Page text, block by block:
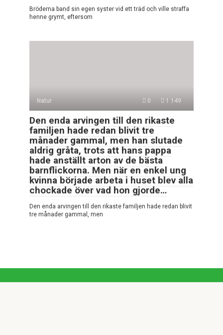
Bröderna band sin egen syster vid ett träd och ville straffa
henne grymt, eftersom
Natur 0 1 149
Den enda arvingen till den rikaste
familjen hade redan blivit tre
månader gammal, men han slutade
aldrig gråta, trots att hans pappa
hade anställt arton av de bästa
barnflickorna. Men när en enkel ung
kvinna började arbeta i huset blev alla
chockade över vad hon gjorde…
Den enda arvingen till den rikaste familjen hade redan blivit
tre månader gammal, men